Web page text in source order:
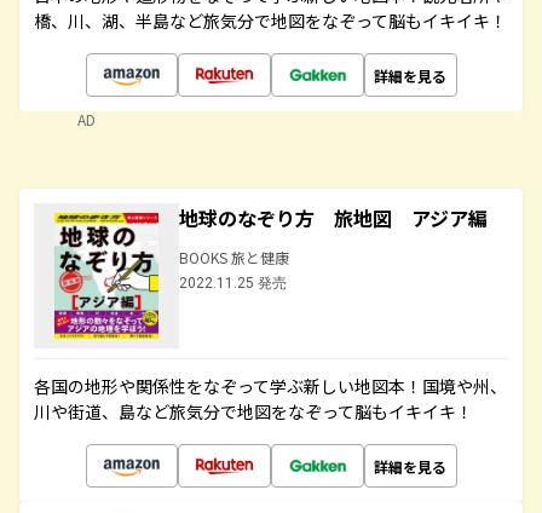
橋、川、湖、半島など旅気分で地図をなぞって脳もイキイキ！
詳細を見る
AD
地球のなぞり方 旅地図 アジア編
BOOKS 旅と健康
2022.11.25 発売
各国の地形や関係性をなぞって学ぶ新しい地図本！国境や州、
川や街道、島など旅気分で地図をなぞって脳もイキイキ！
詳細を見る